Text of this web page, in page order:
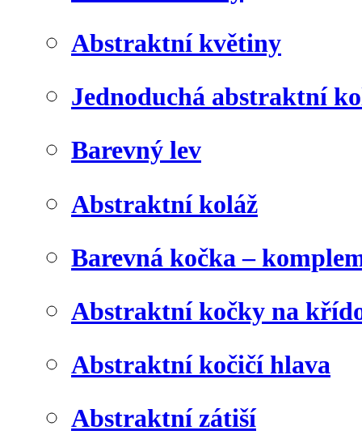
Abstraktní květiny
Jednoduchá abstraktní
Barevný lev
Abstraktní koláž
Barevná kočka –
Abstraktní kočky na
Abstraktní kočičí hlava
Abstraktní zátiší